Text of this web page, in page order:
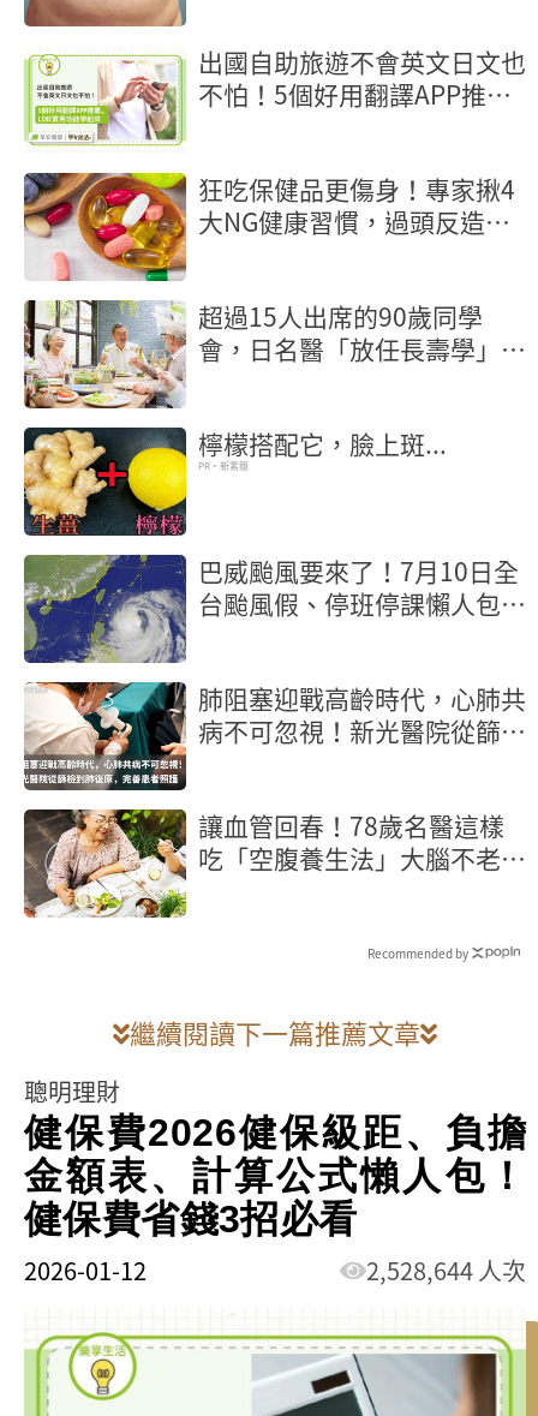
出國自助旅遊不會英文日文也
不怕！5個好用翻譯APP推
狂吃保健品更傷身！專家揪4
大NG健康習慣，過頭反造成
超過15人出席的90歲同學
會，日名醫「放任長壽學」3
檸檬搭配它，臉上斑...
PR・新素簡
巴威颱風要來了！7月10日全
台颱風假、停班停課懶人包
肺阻塞迎戰高齡時代，心肺共
病不可忽視！新光醫院從篩檢
讓血管回春！78歲名醫這樣
吃「空腹養生法」大腦不老又
Recommended by
繼續閱讀下一篇推薦文章
聰明理財
健保費2026健保級距、負擔
金額表、計算公式懶人包！
健保費省錢3招必看
2026-01-12 2,528,644 人次